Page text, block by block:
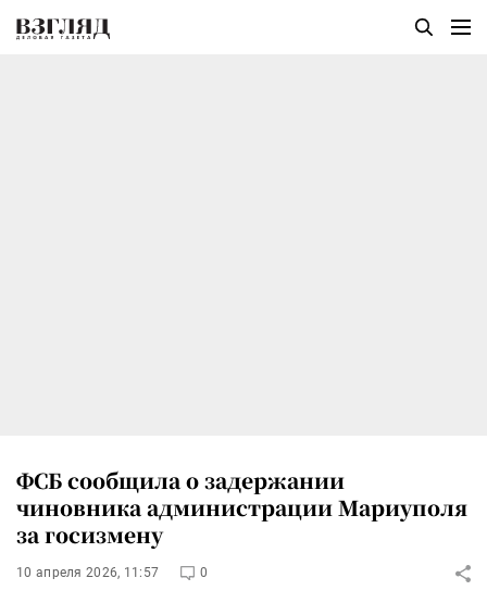
ФСБ сообщила о задержании
чиновника администрации Мариуполя
за госизмену
10 апреля 2026, 11:57 0